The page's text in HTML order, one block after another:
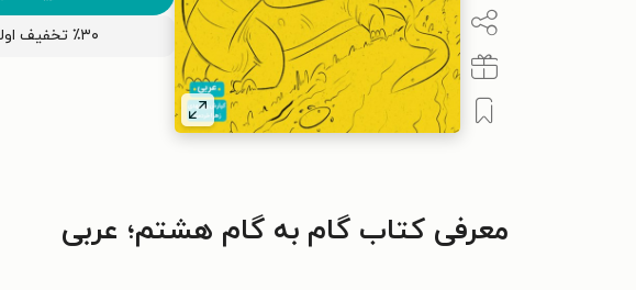
٪۳۰ تخفیف اولین خرید کتاب با کد
معرفی کتاب گام به گام هشتم؛ عربی